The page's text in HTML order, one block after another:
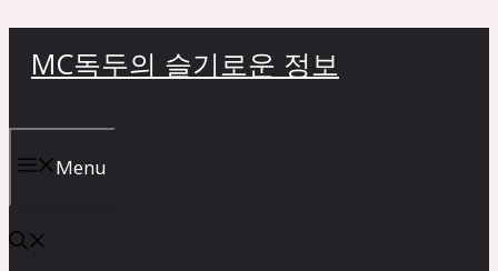
너
뛰
기
MC독두의 슬기로운 정보
Menu